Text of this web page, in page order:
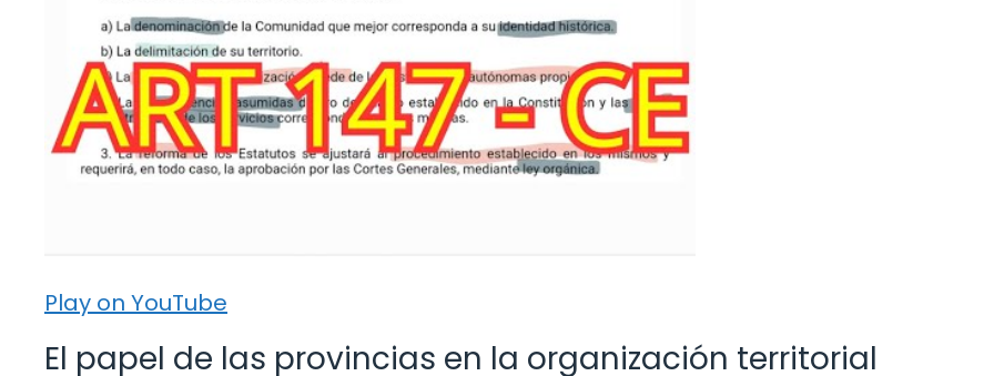
Play on YouTube
El papel de las provincias en la organización territorial